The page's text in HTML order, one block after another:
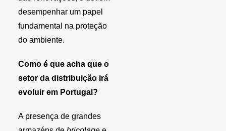
desempenhar um papel
fundamental na proteção
do ambiente.
Como é que acha que o
setor da distribuição irá
evoluir em Portugal?
A presença de grandes